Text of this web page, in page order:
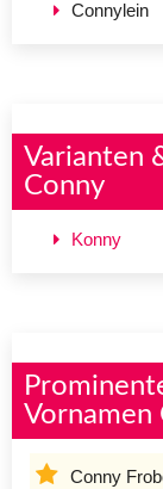
Connylein
Varianten
Conny
Konny
Vornamen
Conny